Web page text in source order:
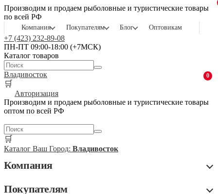
Производим и продаем рыболовные и туристические товары
по всей РФ
Компания Покупателям Блог Оптовикам
+7 (423) 232-89-08
ПН-ПТ 09:00-18:00 (+7МСК)
Каталог товаров
Владивосток
🛒
0
Авторизация
Производим и продаем рыболовные и туристические товары
оптом по всей РФ
🛒
Каталог Ваш Город: Владивосток
Компания
Покупателям